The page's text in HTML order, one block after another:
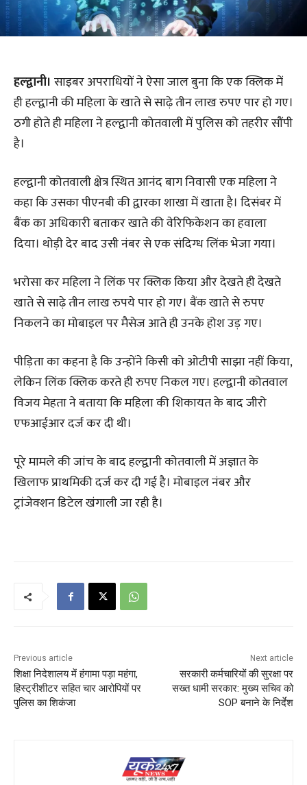
हल्द्वानी। साइबर अपराधियों ने ऐसा जाल बुना कि एक क्लिक में
ही हल्द्वानी की महिला के खाते से साढ़े तीन लाख रुपए पार हो गए।
ठगी होते ही महिला ने हल्द्वानी कोतवाली में पुलिस को तहरीर सौंपी
है।
हल्द्वानी कोतवाली क्षेत्र स्थित आनंद बाग निवासी एक महिला ने
कहा कि उसका पीएनबी की द्वारका शाखा में खाता है। दिसंबर में
बैंक का अधिकारी बताकर खाते की वेरिफिकेशन का हवाला
दिया। थोड़ी देर बाद उसी नंबर से एक संदिग्ध लिंक भेजा गया।
भरोसा कर महिला ने लिंक पर क्लिक किया और देखते ही देखते
खाते से साढ़े तीन लाख रुपये पार हो गए। बैंक खाते से रुपए
निकलने का मोबाइल पर मैसेज आते ही उनके होश उड़ गए।
पीड़िता का कहना है कि उन्होंने किसी को ओटीपी साझा नहीं किया,
लेकिन लिंक क्लिक करते ही रुपए निकल गए। हल्द्वानी कोतवाल
विजय मेहता ने बताया कि महिला की शिकायत के बाद जीरो
एफआईआर दर्ज कर दी थी।
पूरे मामले की जांच के बाद हल्द्वानी कोतवाली में अज्ञात के
खिलाफ प्राथमिकी दर्ज कर दी गई है। मोबाइल नंबर और
ट्रांजेक्शन डिटेल खंगाली जा रही है।
Previous article
शिक्षा निदेशालय में हंगामा पड़ा महंगा,
हिस्ट्रीशीटर सहित चार आरोपियों पर
पुलिस का शिकंजा
Next article
सरकारी कर्मचारियों की सुरक्षा पर
सख्त धामी सरकार: मुख्य सचिव को
SOP बनाने के निर्देश